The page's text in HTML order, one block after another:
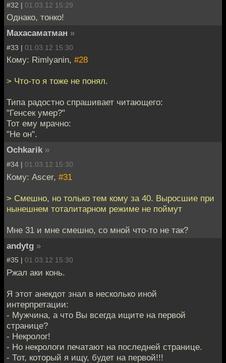
#32 | 01.03.12 15:29
Однако, тонко!
Махасаматман »
#33 | 01.03.12 15:30
Кому: Rimlyanin, #28
> Что-то я тоже не понял.
Типа радостно спрашивает читающего:
"Генсек умер?"
Тот ему мрачно:
"Не он".
Ochkarik »
#34 | 01.03.12 15:30
Кому: Ascer, #31
> Смешно, но только тем кому за 40. Выросшие при
нынешнем тоталитарном режиме не поймут
Мне 31 и мне смешно, со мной что-то не так?
andytg »
#35 | 01.03.12 15:30
Ржал аки конь.
Я этот анекдот знал в несколько иной
интерпретации:
- Мужчина, а что Вы всегда ищите на первой
странице?
- Некролог!
- Но некрологи печатают на последней странице.
- Тот, который я ищу, будет на первой!!!